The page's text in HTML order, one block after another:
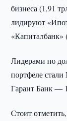
бизнеса (1,91
лидируют
«Капиталбанк»
Лидерами по
портфеле
Гарант Банк —
Стоит